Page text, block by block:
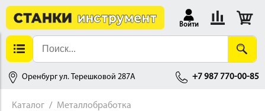
Войти
Оренбург ул. Терешковой 287А +7 987 770-00-85
Каталог
Металлобработка